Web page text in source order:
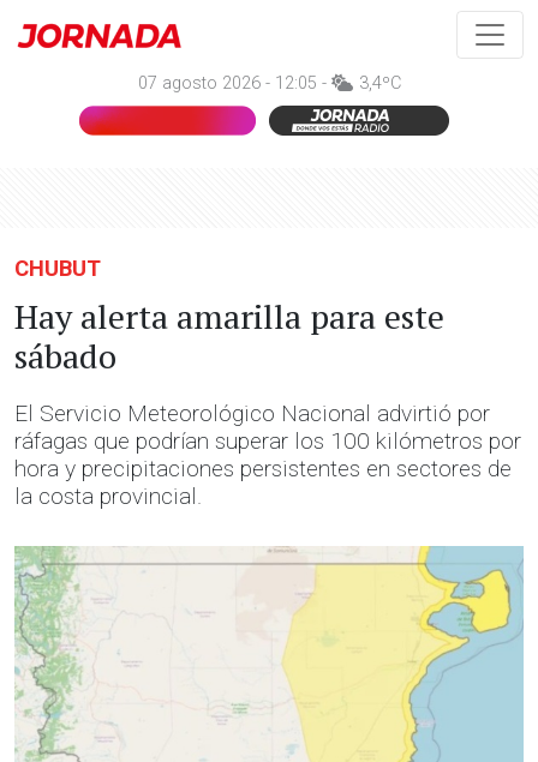
07 agosto 2026 - 12:05 - 3,4ºC
CHUBUT
Hay alerta amarilla para este
sábado
El Servicio Meteorológico Nacional advirtió por
ráfagas que podrían superar los 100 kilómetros por
hora y precipitaciones persistentes en sectores de
la costa provincial.